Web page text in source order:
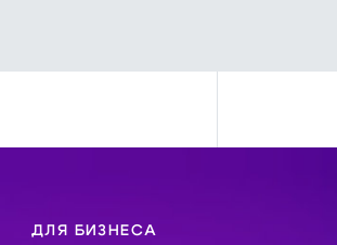
ДЛЯ БИЗНЕСА